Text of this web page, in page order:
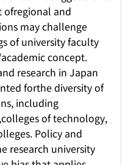
ofregional and
may challenge
of university faculty
concept.
research in Japan
forthe diversity of
including
of technology,
Policy and
research university